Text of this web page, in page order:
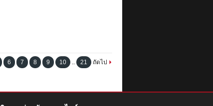
6 7 8 9 10 .. 21 ถัดไป